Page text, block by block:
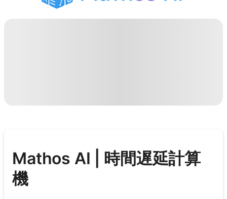
学習ツール
Mathos AI | 時間遅延計算
機